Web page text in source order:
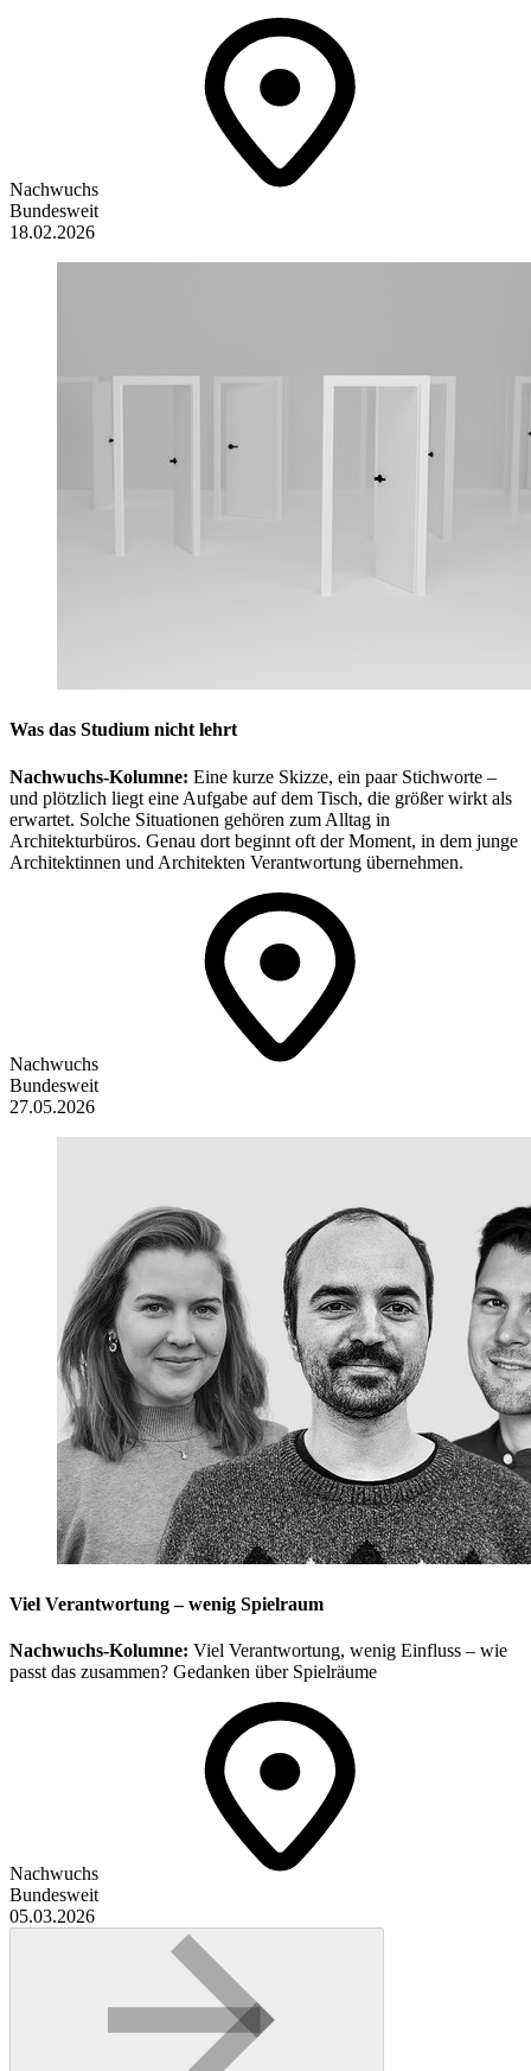
Nachwuchs
Bundesweit
18.02.2026
Was das Studium nicht lehrt
Nachwuchs-Kolumne: Eine kurze Skizze, ein paar Stichworte –
und plötzlich liegt eine Aufgabe auf dem Tisch, die größer wirkt als
erwartet. Solche Situationen gehören zum Alltag in
Architekturbüros. Genau dort beginnt oft der Moment, in dem junge
Architektinnen und Architekten Verantwortung übernehmen.
Nachwuchs
Bundesweit
27.05.2026
Viel Verantwortung – wenig Spielraum
Nachwuchs-Kolumne: Viel Verantwortung, wenig Einfluss – wie
passt das zusammen? Gedanken über Spielräume
Nachwuchs
Bundesweit
05.03.2026